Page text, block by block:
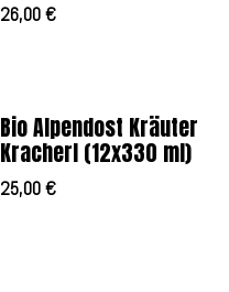
26,00€
Bio Alpendost Kräuter
Kracherl (12x330 ml)
25,00€